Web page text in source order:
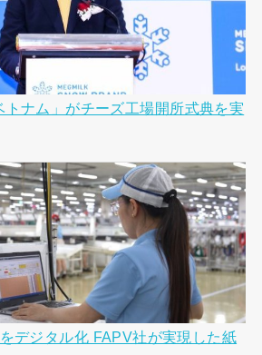
トナム」がチーズ工場開所式典を実
デジタル化 FAPV社が実現した紙